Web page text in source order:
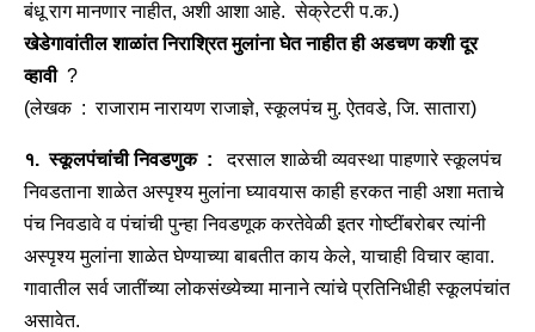
बंधू राग मानणार नाहीत, अशी आशा आहे. सेक्रेटरी प.क.)
खेडेगावांतील शाळांत निराश्रित मुलांना घेत नाहीत ही अडचण कशी दूर
व्हावी ?
(लेखक : राजाराम नारायण राजाज्ञे, स्कूलपंच मु. ऐतवडे, जि. सातारा)
१. स्कूलपंचांची निवडणुक : दरसाल शाळेची व्यवस्था पाहणारे स्कूलपंच
निवडताना शाळेत अस्पृश्य मुलांना घ्यावयास काही हरकत नाही अशा मताचे
पंच निवडावे व पंचांची पुन्हा निवडणूक करतेवेळी इतर गोष्टींबरोबर त्यांनी
अस्पृश्य मुलांना शाळेत घेण्याच्या बाबतीत काय केले, याचाही विचार व्हावा.
गावातील सर्व जातींच्या लोकसंख्येच्या मानाने त्यांचे प्रतिनिधीही स्कूलपंचांत
असावेत.